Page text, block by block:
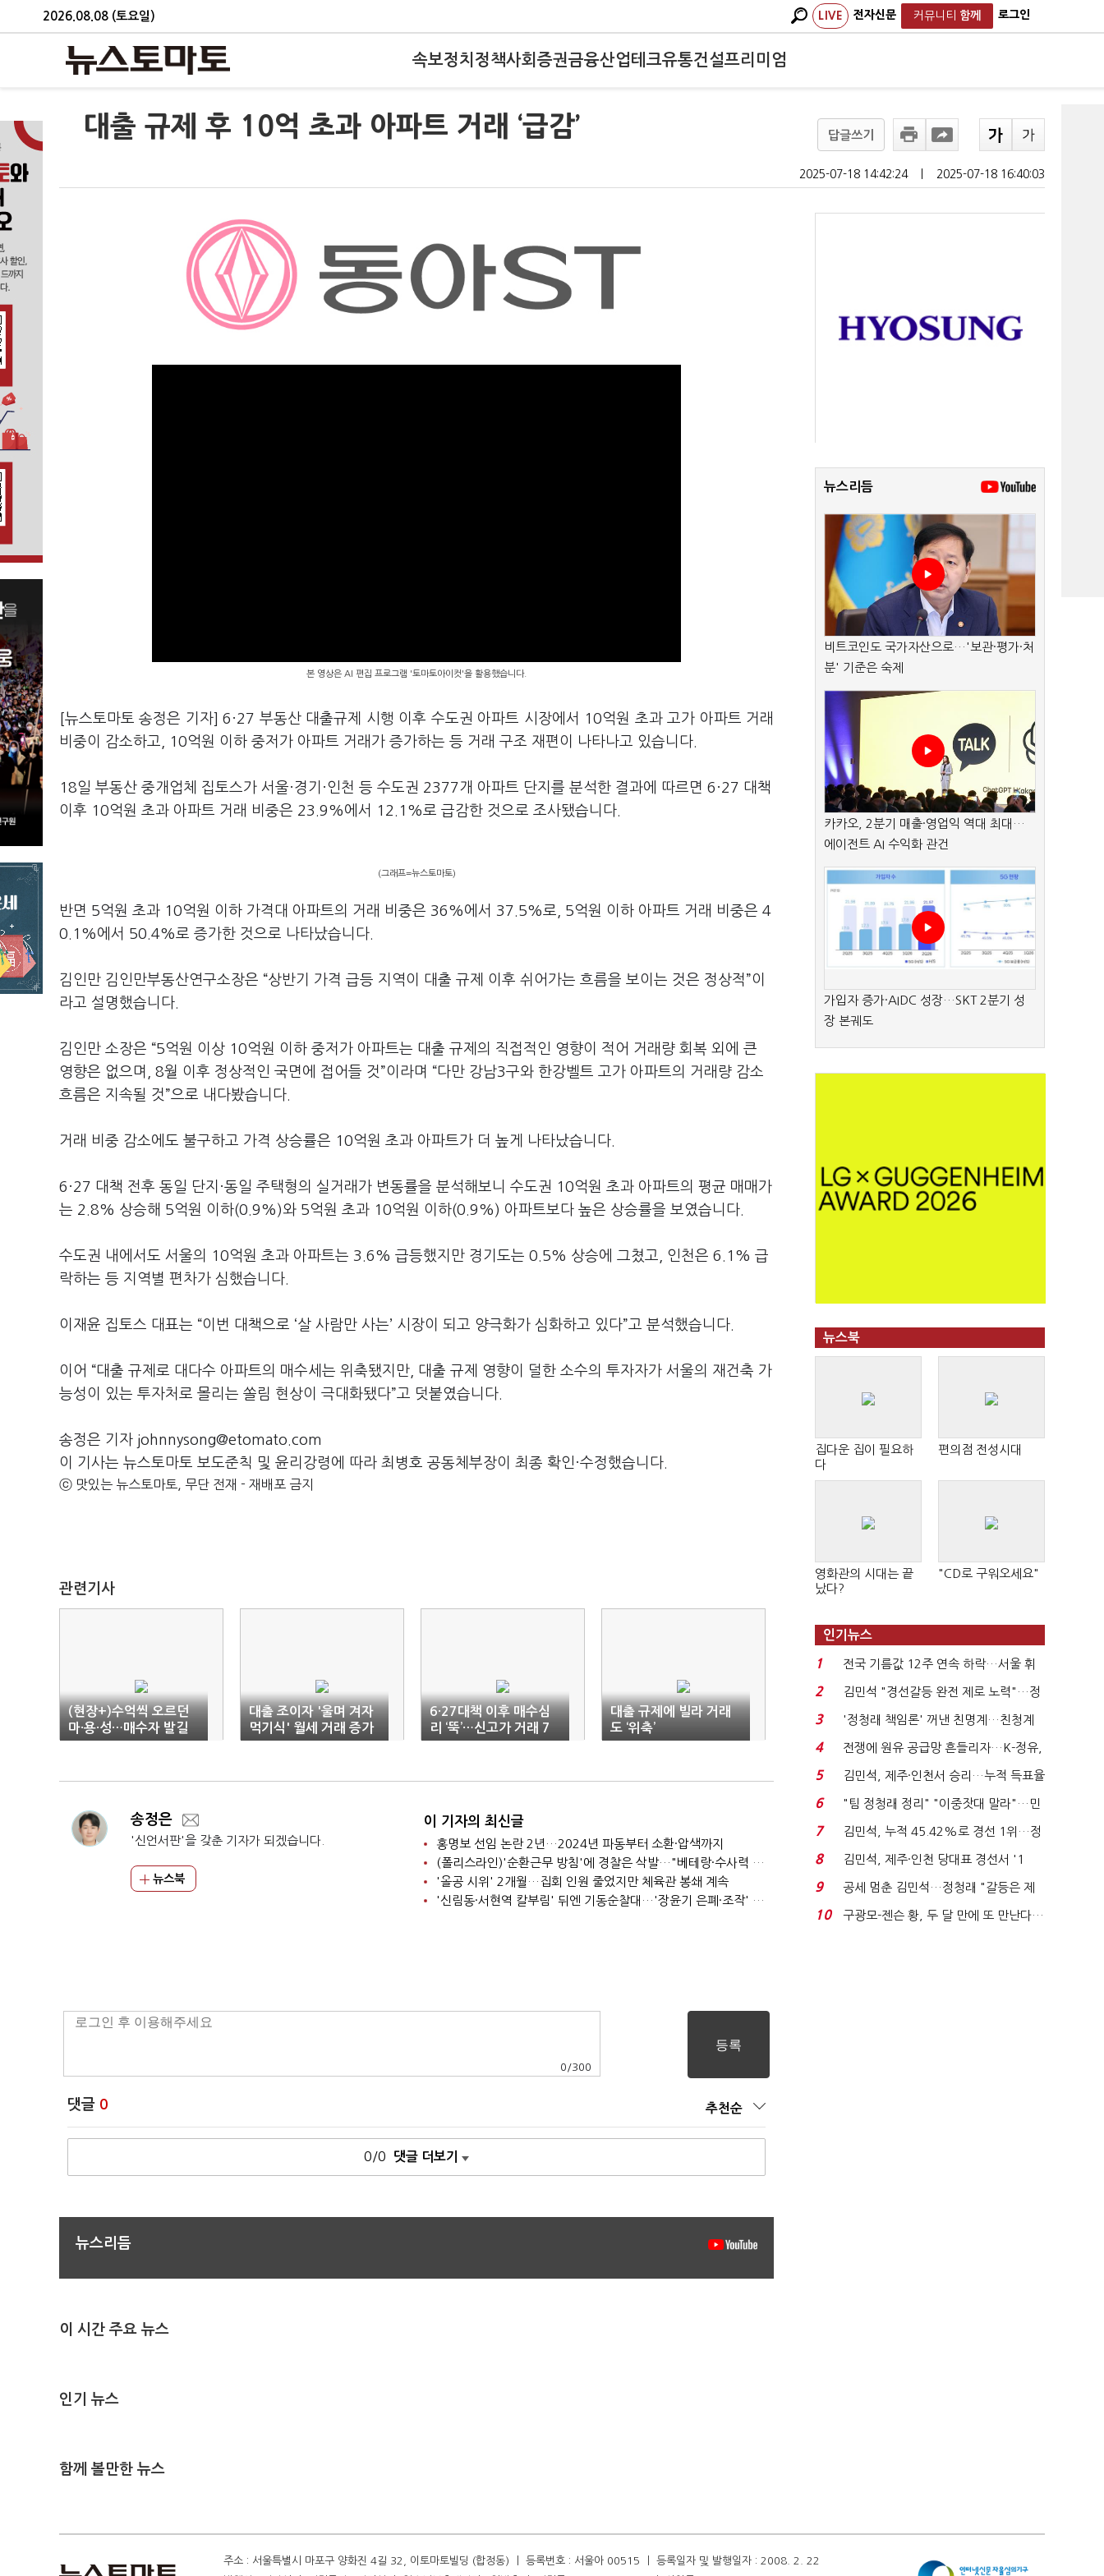
2026.08.08 (토요일) LIVE 전자신문 커뮤니티 함께 로그인
속보정치 정책사회 증권금융산업테크유통건설프리미엄
대출 규제 후 10억 초과 아파트 거래 ‘급감’ 답글쓰기
2025-07-18 14:42:24 2025-07-18 16:40:03
본 영상은 AI 편집 프로그램 '토마토아이컷'을 활용했습니다.
[뉴스토마토 송정은 기자] 6·27 부동산 대출규제 시행 이후 수도권 아파트 시장에서 10억원 초과 고가 아파트 거래
비중이 감소하고, 10억원 이하 중저가 아파트 거래가 증가하는 등 거래 구조 재편이 나타나고 있습니다.
18일 부동산 중개업체 집토스가 서울·경기·인천 등 수도권 2377개 아파트 단지를 분석한 결과에 따르면 6·27 대책
이후 10억원 초과 아파트 거래 비중은 23.9%에서 12.1%로 급감한 것으로 조사됐습니다.
(그래프=뉴스토마토)
반면 5억원 초과 10억원 이하 가격대 아파트의 거래 비중은 36%에서 37.5%로, 5억원 이하 아파트 거래 비중은 4
0.1%에서 50.4%로 증가한 것으로 나타났습니다.
김인만 김인만부동산연구소장은 “상반기 가격 급등 지역이 대출 규제 이후 쉬어가는 흐름을 보이는 것은 정상적”이
라고 설명했습니다.
김인만 소장은 “5억원 이상 10억원 이하 중저가 아파트는 대출 규제의 직접적인 영향이 적어 거래량 회복 외에 큰
영향은 없으며, 8월 이후 정상적인 국면에 접어들 것”이라며 “다만 강남3구와 한강벨트 고가 아파트의 거래량 감소
흐름은 지속될 것”으로 내다봤습니다.
거래 비중 감소에도 불구하고 가격 상승률은 10억원 초과 아파트가 더 높게 나타났습니다.
6·27 대책 전후 동일 단지·동일 주택형의 실거래가 변동률을 분석해보니 수도권 10억원 초과 아파트의 평균 매매가
는 2.8% 상승해 5억원 이하(0.9%)와 5억원 초과 10억원 이하(0.9%) 아파트보다 높은 상승률을 보였습니다.
수도권 내에서도 서울의 10억원 초과 아파트는 3.6% 급등했지만 경기도는 0.5% 상승에 그쳤고, 인천은 6.1% 급
락하는 등 지역별 편차가 심했습니다.
이재윤 집토스 대표는 “이번 대책으로 ‘살 사람만 사는’ 시장이 되고 양극화가 심화하고 있다”고 분석했습니다.
이어 “대출 규제로 대다수 아파트의 매수세는 위축됐지만, 대출 규제 영향이 덜한 소수의 투자자가 서울의 재건축 가
능성이 있는 투자처로 몰리는 쏠림 현상이 극대화됐다”고 덧붙였습니다.
송정은 기자 johnnysong@etomato.com
이 기사는 뉴스토마토 보도준칙 및 윤리강령에 따라 최병호 공동체부장이 최종 확인·수정했습니다.
ⓒ 맛있는 뉴스토마토, 무단 전재 - 재배포 금지
관련기사
(현장+)수억씩 오르던
마·용·성…매수자 발길
끊겼다
대출 조이자 '울며 겨자
먹기식' 월세 거래 증가
6·27대책 이후 매수심
리 ‘뚝’…신고가 거래 7
4% 급감
대출 규제에 빌라 거래
도 ‘위축’
송정은
'신언서판'을 갖춘 기자가 되겠습니다.
뉴스북
이 기자의 최신글
홍명보 선임 논란 2년…2024년 파동부터 소환·압색까지
(폴리스라인)'순환근무 방침'에 경찰은 삭발…"베테랑·수사력 보강 먼저"
'올공 시위' 2개월…집회 인원 줄었지만 체육관 봉쇄 계속
'신림동·서현역 칼부림' 뒤엔 기동순찰대…'장윤기 은폐·조작' 후엔 내부비리수사대
0 /300
댓글 0 추천순
0/0 댓글 더보기
뉴스리듬
이 시간 주요 뉴스
인기 뉴스
함께 볼만한 뉴스
뉴스리듬
비트코인도 국가자산으로…'보관·평가·처
분' 기준은 숙제
카카오, 2분기 매출·영업익 역대 최대…
에이전트 AI 수익화 관건
가입자 증가·AIDC 성장…SKT 2분기 성
장 본궤도
뉴스북
집다운 집이 필요하
다
편의점 전성시대
영화관의 시대는 끝
났다?
"CD로 구워오세요"
인기뉴스
1
전국 기름값 12주 연속 하락…서울 휘
발윳값 1909원...
2
김민석 "경선갈등 완전 제로 노력"…정
청래 "반명 공세 사...
3
'정청래 책임론' 꺼낸 친명계…친청계
는 추가투표 때리기...
4
전쟁에 원유 공급망 흔들리자…K-정유,
에너지안보 핵심...
5
김민석, 제주·인천서 승리…누적 득표율
'1위 탈환'(종합)...
6
"팀 정청래 정리" "이중잣대 말라"…민
주 최고위원 계파 다...
7
김민석, 누적 45.42%로 경선 1위…정
청래와 격차 0.86%p(...
8
김민석, 제주·인천 당대표 경선서 '1
위'(1보)...
9
공세 멈춘 김민석…정청래 "갈등은 제
가 수습"
10
구광모-젠슨 황, 두 달 만에 또 만난다…
주소 : 서울특별시 마포구 양화진 4길 32, 이토마토빌딩 (합정동) ㅣ 등록번호 : 서울아 00515 ㅣ 등록일자 및 발행일자 : 2008. 2. 22